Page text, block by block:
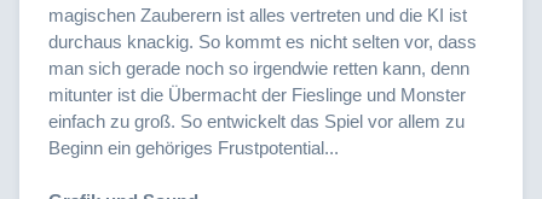
magischen Zauberern ist alles vertreten und die KI ist
durchaus knackig. So kommt es nicht selten vor, dass
man sich gerade noch so irgendwie retten kann, denn
mitunter ist die Übermacht der Fieslinge und Monster
einfach zu groß. So entwickelt das Spiel vor allem zu
Beginn ein gehöriges Frustpotential...